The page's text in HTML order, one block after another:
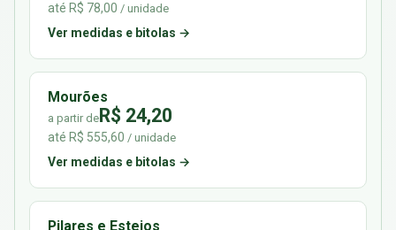
até R$ 78,00 / unidade
Ver medidas e bitolas →
Mourões
a partir deR$ 24,20
até R$ 555,60 / unidade
Ver medidas e bitolas →
Pilares e Esteios